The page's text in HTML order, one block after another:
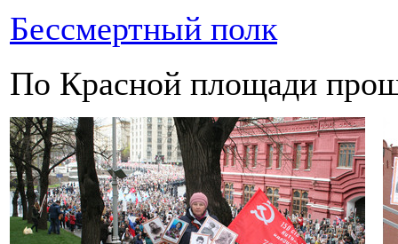
Бессмертный полк
По Красной площади